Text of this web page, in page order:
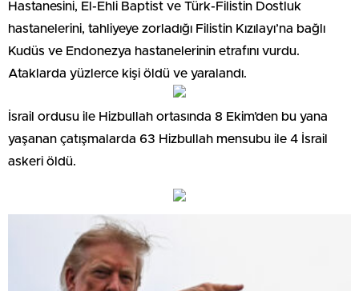
İsrail’e nazaran 31 Ekim’den bu yana Gazze Şeridi’ndeki
çatışmalarda ölen asker sayısı 30’a yükselirken, Kassam
Tugayları’nın elinde 242 İsrailli esir bulunuyor. İşgal
altındaki Batı Şeria’da da bir İsrail askeri öldü.
taarruzlarda 4 bin 237’si çocuk, 2 bin 719’u bayan olmak
üzere 10 bin 328 Filistinli öldürüldü, en az 25 bin kişi
Batı Şeria ve Kudüs’te İsrail güçleri ve Yahudi yerleşimciler,
163 Filistinliyi öldürdü.
İsrail ordusu, Gazze’de binlerce yaralı ile sivilin bulunduğu
en büyük sıhhat tesisi olan Şifa Hastanesini, Nasr Çocuk